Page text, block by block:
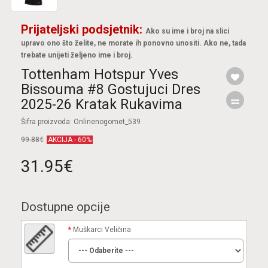
Prijateljski podsjetnik: Ako su ime i broj na slici
upravo ono što želite, ne morate ih ponovno unositi. Ako ne, tada
trebate unijeti željeno ime i broj.
Tottenham Hotspur Yves
Bissouma #8 Gostujuci Dres
2025-26 Kratak Rukavima
Šifra proizvoda: Onlinenogomet_539
99.88€ AKCIJA - 60%
31.95€
Dostupne opcije
Muškarci Veličina